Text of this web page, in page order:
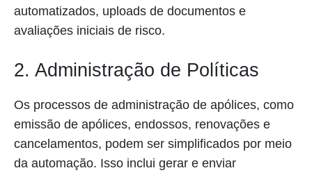
automatizados, uploads de documentos e
avaliações iniciais de risco.
2. Administração de Políticas
Os processos de administração de apólices, como
emissão de apólices, endossos, renovações e
cancelamentos, podem ser simplificados por meio
da automação. Isso inclui gerar e enviar